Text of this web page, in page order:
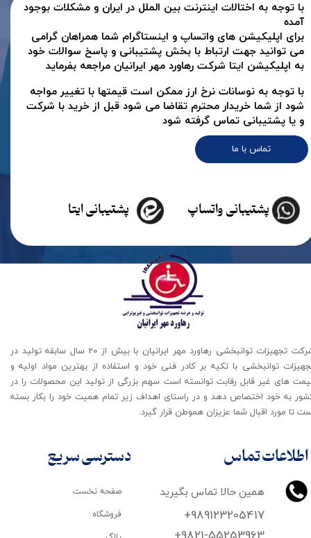
تماس با ما
با توجه به اختالات اینترنت بین الملل در ایران و مشکلات بوجود
آمده
برای اپلیکیشن های واتساپ و اینستاگرام شما همراهان گرامی
می توانید جهت ارتباط با بخش پشتیبانی و پاسخ سوالات خود
به اپلیکیشن ایتا شرکت رهاورد مهر ایرانیان مراجعه بفرماید
پشتیبانی ایتا پشتیبانی واتساپ
با توجه به نوسانات نرخ ارز ممکن است قیمتها با تغییر مواجه
شود از شما خریدار محترم تقاضا می شود قبل از خرید با شرکت
و یا پشتیبانی تماس گرفته شود
اطلاعات تماس
همین حالا تماس بگیرید
+989123205417
شرکت تجهیزات توانبخشی رهاورد مهر ایرانیان با بیش از 20 سال سابقه تولید در
توانبخشی با تکیه بر کادر فنی خود و استفاده از بهترین مواد اولیه و
های غیر قابل رقابت توانسته است سهم بزرگی از تولید این محصولات را در
به خود اختصاص دهد و در راستای اهداف زیر تمام همیت خود را بکار بسته
تا مورد اقبال شما عزیزان هموطن قرار گیرد​​​​​​​.
صفحه نخست
فروشگاه
دسترسی سریع